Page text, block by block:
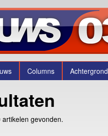
Columns Achtergrond
artikelen gevonden.